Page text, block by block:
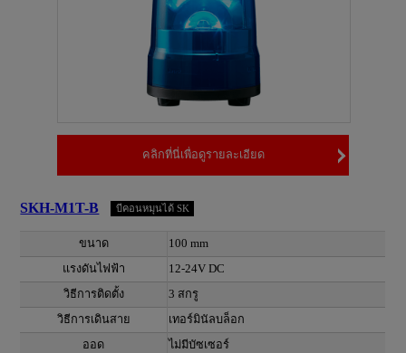
คลิกที่นี่เพื่อดูรายละเอียด
SKH-M1T-B บีคอนหมุนได้ SK
ขนาด
100 mm
แรงดันไฟฟ้า
12-24V DC
วิธีการติดตั้ง
3 สกรู
วิธีการเดินสาย
เทอร์มินัลบล็อก
ออด
ไม่มีบัซเซอร์